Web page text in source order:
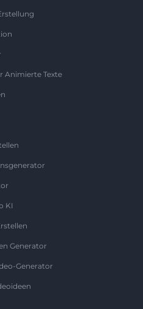
Animierte Texte
KI
Generator
Generator